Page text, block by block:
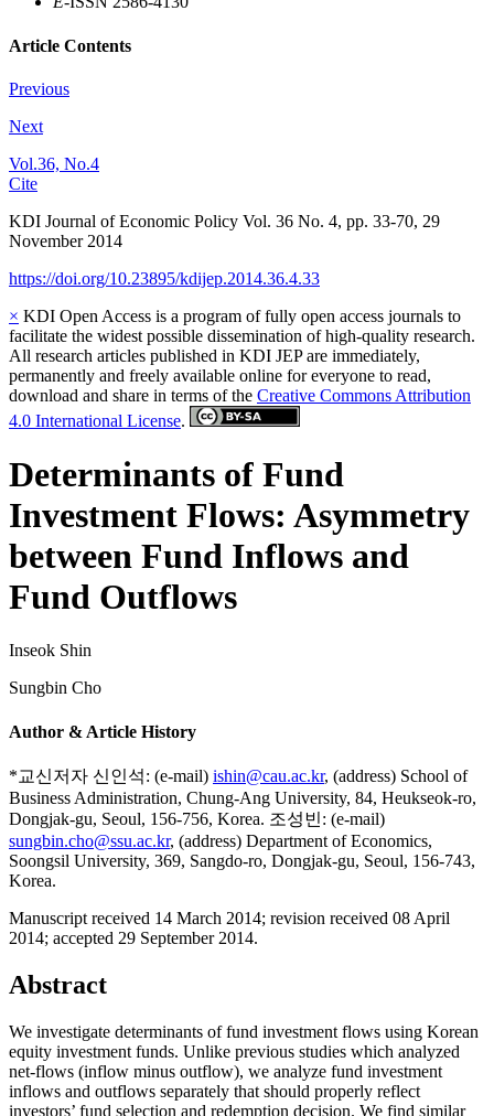
Article Contents
Previous
Next
Vol.36, No.4
Cite
KDI Journal of Economic Policy Vol. 36 No. 4, pp. 33-70, 29
November 2014
https://doi.org/10.23895/kdijep.2014.36.4.33
× KDI Open Access is a program of fully open access journals to
facilitate the widest possible dissemination of high-quality research.
All research articles published in KDI JEP are immediately,
permanently and freely available online for everyone to read,
download and share in terms of the Creative Commons Attribution
4.0 International License.
Determinants of Fund
Investment Flows: Asymmetry
between Fund Inflows and
Fund Outflows
Inseok Shin
Sungbin Cho
Author & Article History
*교신저자 신인석: (e-mail) ishin@cau.ac.kr, (address) School of
Business Administration, Chung-Ang University, 84, Heukseok-ro,
Dongjak-gu, Seoul, 156-756, Korea. 조성빈: (e-mail)
sungbin.cho@ssu.ac.kr, (address) Department of Economics,
Soongsil University, 369, Sangdo-ro, Dongjak-gu, Seoul, 156-743,
Korea.
Manuscript received 14 March 2014; revision received 08 April
2014; accepted 29 September 2014.
Abstract
We investigate determinants of fund investment flows using Korean
equity investment funds. Unlike previous studies which analyzed
net-flows (inflow minus outflow), we analyze fund investment
inflows and outflows separately that should properly reflect
investors’ fund selection and redemption decision. We find similar